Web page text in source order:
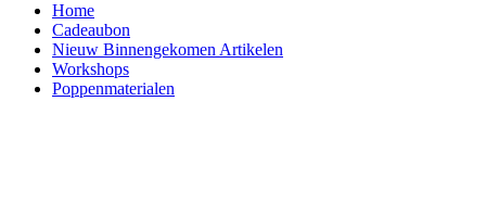
Home
Cadeaubon
Nieuw Binnengekomen Artikelen
Workshops
Poppenmaterialen